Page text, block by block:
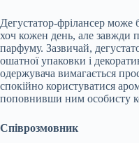
Дегустатор-фрілансер може
хоч кожен день, але завжди
парфуму. Зазвичай,
ошатної упаковки і
одержувача вимагається
спокійно користуватися
поповнивши ним особисту
Співрозмовник